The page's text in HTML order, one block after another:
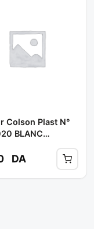
Colson Plast N°
BLANC
DA